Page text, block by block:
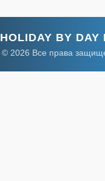
HOLIDAY BY DAY
© 2026 Все права